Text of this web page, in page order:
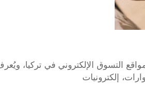
التسوق الإلكتروني في تركيا،
إلكترونيات